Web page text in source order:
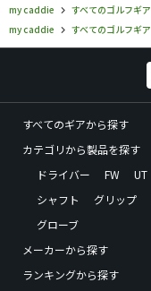
my caddie すべてのゴルフギア
my caddie
すべてのゴルフギア
すべてのギアから探す
カテゴリから製品を探す
ドライバー
FW UT
シャフト
グリップ
グローブ
メーカーから探す
ランキングから探す